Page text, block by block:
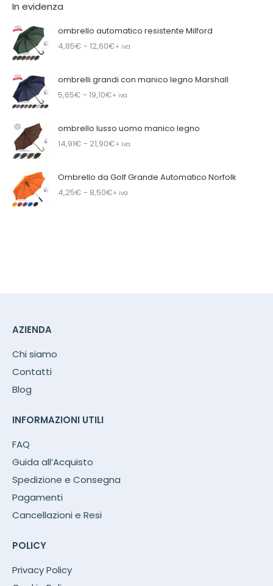
In evidenza
ombrello automatico resistente Milford
4,85€ - 12,60€+ iva
ombrelli grandi con manico legno Marshall
5,65€ - 19,10€+ iva
ombrello lusso uomo manico legno
14,91€ - 21,90€+ iva
Ombrello da Golf Grande Automatico Norfolk
4,25€ - 8,50€+ iva
AZIENDA
Chi siamo
Contatti
Blog
INFORMAZIONI UTILI
FAQ
Guida all’Acquisto
Spedizione e Consegna
Pagamenti
Cancellazioni e Resi
POLICY
Privacy Policy